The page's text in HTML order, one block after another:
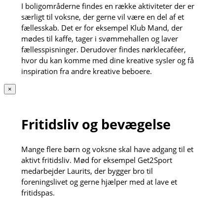
I boligområderne findes en række aktiviteter der er
særligt til voksne, der gerne vil være en del af et
fællesskab. Det er for eksempel Klub Mand, der
mødes til kaffe, tager i svømmehallen og laver
fællesspisninger. Derudover findes nørklecaféer,
hvor du kan komme med dine kreative sysler og få
inspiration fra andre kreative beboere.
×
Fritidsliv og bevægelse
Mange flere børn og voksne skal have adgang til et
aktivt fritidsliv. Mød for eksempel Get2Sport
medarbejder Laurits, der bygger bro til
foreningslivet og gerne hjælper med at lave et
fritidspas.